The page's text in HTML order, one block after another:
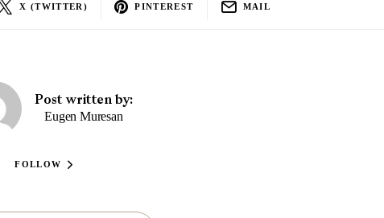
X (TWITTER) PINTEREST MAIL
Post written by:
Eugen Muresan
FOLLOW